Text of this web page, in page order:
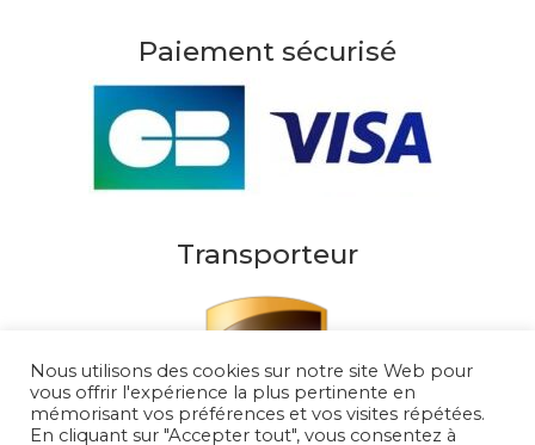
Paiement sécurisé
Transporteur
Nous utilisons des cookies sur notre site Web pour
vous offrir l'expérience la plus pertinente en
mémorisant vos préférences et vos visites répétées.
En cliquant sur "Accepter tout", vous consentez à